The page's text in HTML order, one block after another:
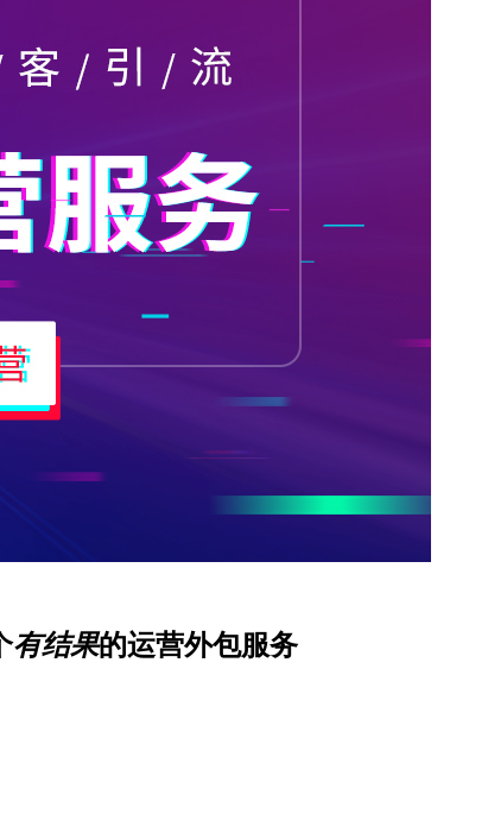
有结果的运营外包服务